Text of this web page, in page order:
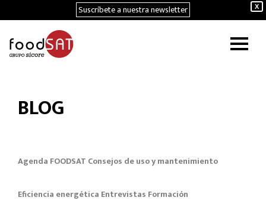
X
Suscríbete a nuestra newsletter
BLOG
Agenda FOODSAT Consejos de uso y mantenimiento
Eficiencia energética Entrevistas Formación